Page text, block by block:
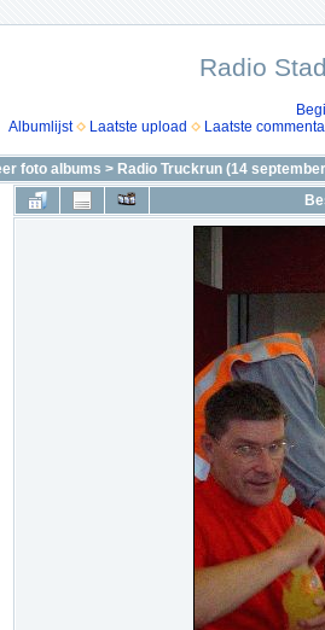
Radio
Albumlijst
Laatste upload Laatste
foto albums > Radio Truckrun (14